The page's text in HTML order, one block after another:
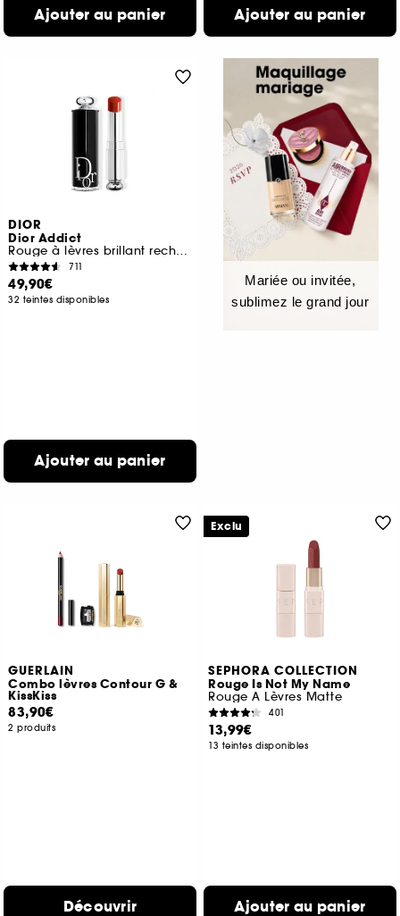
Ajouter au panier Ajouter au panier
DIOR
Dior Addict
Rouge à lèvres brillant rechargeable 90 % d'origine naturelle
711
49,90€
32 teintes disponibles
Ajouter au panier
Mariée ou invitée,
sublimez le grand jour
GUERLAIN
Combo lèvres Contour G &
KissKiss
83,90€
2 produits
Découvrir
SEPHORA COLLECTION
Rouge Is Not My Name
Rouge A Lèvres Matte
401
13,99€
13 teintes disponibles
Ajouter au panier
Exclu